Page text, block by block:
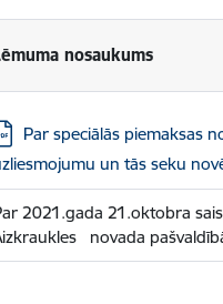
nosaukums
Par speciālās piemaksas
un tās seku
2021.gada 21.oktobra
novada